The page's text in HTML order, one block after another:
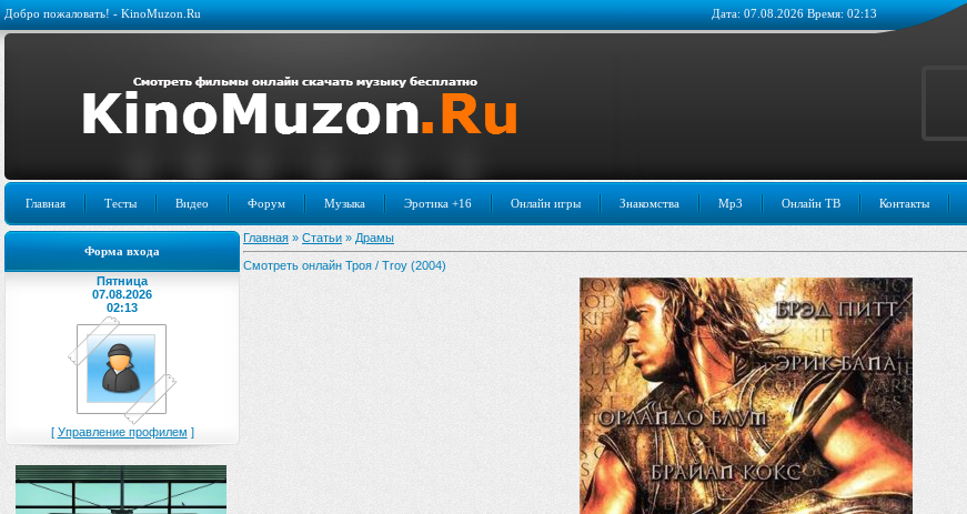
Дата: 07.08.2026 Время: 02:13
Добро пожаловать! - KinoMuzon.Ru
Главная Тесты Видео Форум Музыка Эротика +16 Онлайн игры Знакомства Mp3 Онлайн ТВ Контакты
Форма входа
Пятница
07.08.2026
02:13
[ Управление профилем ]
Главная » Статьи » Драмы
Смотреть онлайн Троя / Troy (2004)